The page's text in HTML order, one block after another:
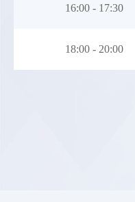
16:00 - 17:30
18:00 - 20:00